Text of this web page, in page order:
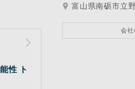
性 ト
富山県南砺市立
会社